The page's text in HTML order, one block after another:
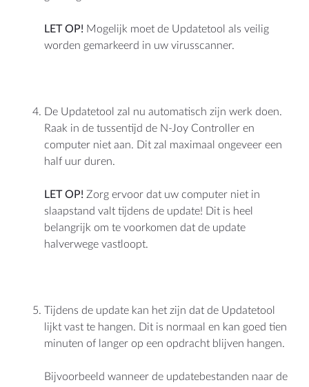
LET OP! Mogelijk moet de Updatetool als veilig
worden gemarkeerd in uw virusscanner.
De Updatetool zal nu automatisch zijn werk doen.
Raak in de tussentijd de N-Joy Controller en
computer niet aan. Dit zal maximaal ongeveer een
half uur duren.
LET OP! Zorg ervoor dat uw computer niet in
slaapstand valt tijdens de update! Dit is heel
belangrijk om te voorkomen dat de update
halverwege vastloopt.
Tijdens de update kan het zijn dat de Updatetool
lijkt vast te hangen. Dit is normaal en kan goed tien
minuten of langer op een opdracht blijven hangen.
Bijvoorbeeld wanneer de updatebestanden naar de